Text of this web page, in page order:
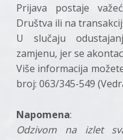
Prijava postaje
Društva ili na
U slučaju
zamjenu, jer se
Više informacija
broj: 063/345-549
Napomena:
Odzivom na izlet